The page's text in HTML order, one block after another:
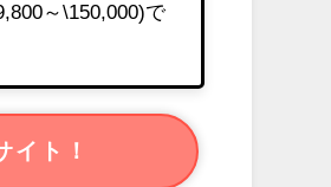
～\150,000)で
イト！